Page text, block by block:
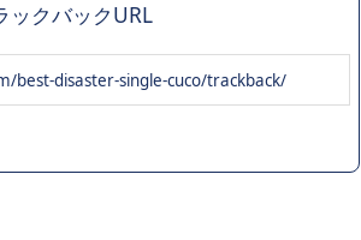
ックバックURL